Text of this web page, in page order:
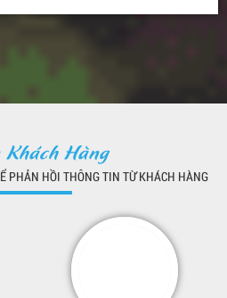
Khách Hàng
PHẢN HỒI THÔNG TIN TỪ KHÁCH HÀNG